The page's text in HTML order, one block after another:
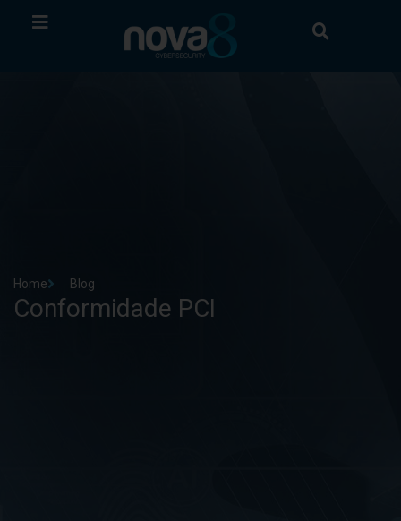
Home Blog
Conformidade PCI